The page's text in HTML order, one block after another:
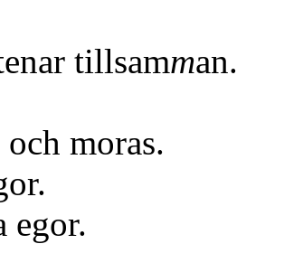
tillsamman.
moras.
egor.